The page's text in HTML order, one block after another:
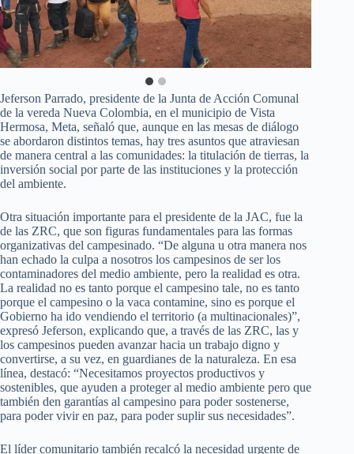
Jeferson Parrado, presidente de la Junta de Acción Comunal
de la vereda Nueva Colombia, en el municipio de Vista
Hermosa, Meta, señaló que, aunque en las mesas de diálogo
se abordaron distintos temas, hay tres asuntos que atraviesan
de manera central a las comunidades: la titulación de tierras, la
inversión social por parte de las instituciones y la protección
del ambiente.
Otra situación importante para el presidente de la JAC, fue la
de las ZRC, que son figuras fundamentales para las formas
organizativas del campesinado. “De alguna u otra manera nos
han echado la culpa a nosotros los campesinos de ser los
contaminadores del medio ambiente, pero la realidad es otra.
La realidad no es tanto porque el campesino tale, no es tanto
porque el campesino o la vaca contamine, sino es porque el
Gobierno ha ido vendiendo el territorio (a multinacionales)”,
expresó Jeferson, explicando que, a través de las ZRC, las y
los campesinos pueden avanzar hacia un trabajo digno y
convertirse, a su vez, en guardianes de la naturaleza. En esa
línea, destacó: “Necesitamos proyectos productivos y
sostenibles, que ayuden a proteger al medio ambiente pero que
también den garantías al campesino para poder sostenerse,
para poder vivir en paz, para poder suplir sus necesidades”.
El líder comunitario también recalcó la necesidad urgente de